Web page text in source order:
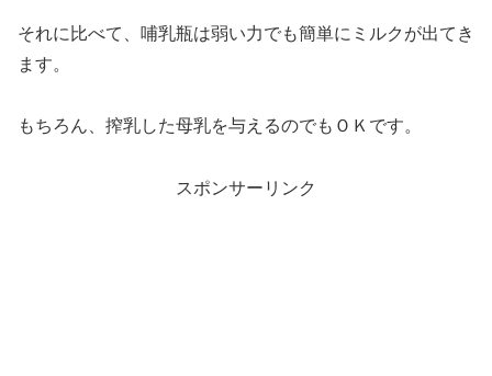
それに比べて、哺乳瓶は弱い力でも簡単にミルクが出てき
ます。
もちろん、搾乳した母乳を与えるのでもＯＫです。
スポンサーリンク